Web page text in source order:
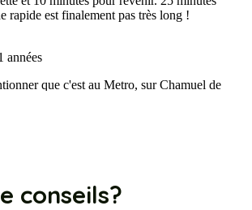
conseils?